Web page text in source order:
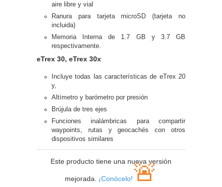
aire libre y vial
Ranura para tarjeta microSD (tarjeta no
incluida)
Memoria Interna de 1.7 GB y 3.7 GB
respectivamente.
eTrex 30, eTrex 30x
Incluye todas las características de eTrex 20
y,
Altímetro y barómetro por presión
Brújula de tres ejes
Funciones inalámbricas para compartir
waypoints, rutas y geocachés con otros
dispositivos similares
Este producto tiene una nueva versión
mejorada. ¡Conócelo!🚨